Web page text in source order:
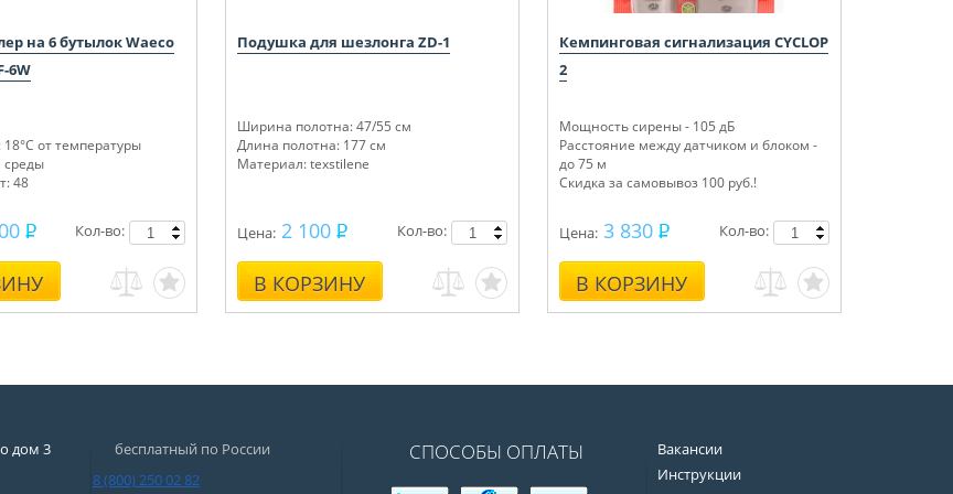
на 6 бутылок Waeco
6W
от температуры
48
Кол-во:
Подушка для шезлонга ZD-1
Ширина полотна: 47/55 см
Длина полотна: 177 см
Материал: texstilene
Цена: 2 100
В КОРЗИНУ
Кол-во:
Кемпинговая сигнализация CYCLOP
2
Мощность сирены - 105 дБ
Расстояние между датчиком и блоком -
до 75 м
Скидка за самовывоз 100 руб.!
Цена: 3 830
В КОРЗИНУ
Кол-во:
дом 3
бесплатный по России
8 (800) 250 02 82
СПОСОБЫ ОПЛАТЫ
Вакансии
Инструкции